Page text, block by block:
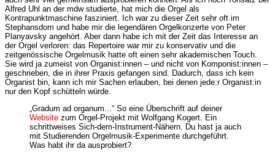
Alfred Uhl an der mdw studierte, hat mich die Orgel als
Kontrapunktmaschine fasziniert. Ich war zu dieser Zeit sehr oft im
Stephansdom und habe mir die legendären Orgelkonzerte von Peter
Planyavsky angehört. Aber dann habe ich mit der Zeit das Interesse an
der Orgel verloren: das Repertoire war mir zu konservativ und die
zeitgenössische Orgelmusik hatte oft einen sehr akademischen Touch.
Sie wird ja zumeist von Organist:innen – und nicht von Komponist:innen –
geschrieben, die in ihrer Praxis gefangen sind. Dadurch, dass ich kein
Organist bin, kann ich mir Sachen erlauben, bei denen jede:r Organist:in
nur den Kopf schütteln würde.
„Gradum ad organum...“ So eine Überschrift auf deiner
Website zum Orgel-Projekt mit Wolfgang Kogert. Ein
schrittweises Sich-dem-Instrument-Nähern. Du hast ja auch
mit Studierenden Orgelmusik-Experimente durchgeführt.
Was habt ihr da ausprobiert?